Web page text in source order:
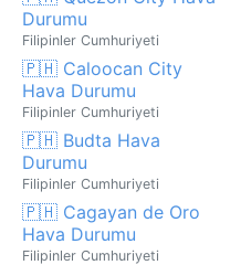
Durumu
Filipinler Cumhuriyeti
🇵🇭 Caloocan City
Hava Durumu
Filipinler Cumhuriyeti
🇵🇭 Budta Hava
Durumu
Filipinler Cumhuriyeti
🇵🇭 Cagayan de Oro
Hava Durumu
Filipinler Cumhuriyeti